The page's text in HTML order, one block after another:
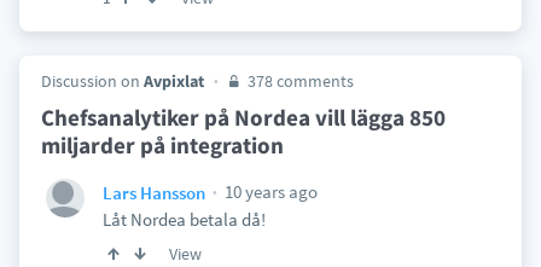
Discussion on Avpixlat 378 comments
Chefsanalytiker på Nordea vill lägga 850
miljarder på integration
Lars Hansson
10 years ago
Låt Nordea betala då!
View